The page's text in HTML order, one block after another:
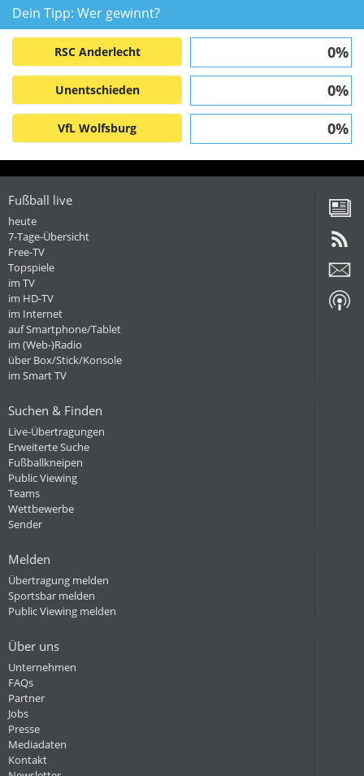
Dein Tipp: Wer gewinnt?
RSC Anderlecht 0%
Unentschieden 0%
VfL Wolfsburg 0%
Fußball live
heute
7-Tage-Übersicht
Free-TV
Topspiele
im TV
im HD-TV
im Internet
auf Smartphone/Tablet
im (Web-)Radio
über Box/Stick/Konsole
im Smart TV
Suchen & Finden
Live-Übertragungen
Erweiterte Suche
Fußballkneipen
Public Viewing
Teams
Wettbewerbe
Sender
Melden
Übertragung melden
Sportsbar melden
Public Viewing melden
Über uns
Unternehmen
FAQs
Partner
Jobs
Presse
Mediadaten
Kontakt